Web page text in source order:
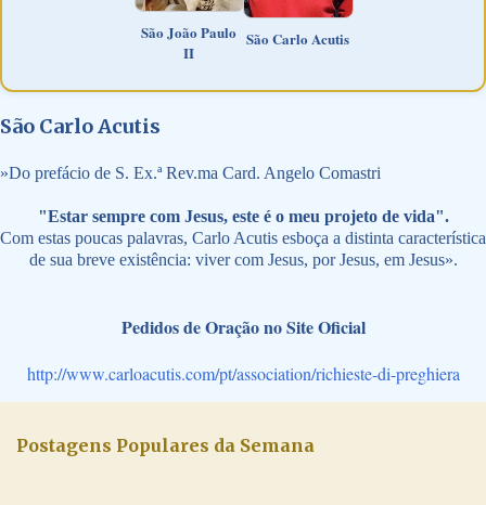
São João Paulo
II
São Carlo Acutis
São Carlo Acutis
»Do prefácio de S. Ex.ª Rev.ma Card. Angelo Comastri
"Estar sempre com Jesus, este é o meu projeto de vida".
Com estas poucas palavras, Carlo Acutis esboça a distinta característica
de sua breve existência: viver com Jesus, por Jesus, em Jesus».
Pedidos de Oração no Site Oficial
http://www.carloacutis.com/pt/association/richieste-di-preghiera
Postagens Populares da Semana